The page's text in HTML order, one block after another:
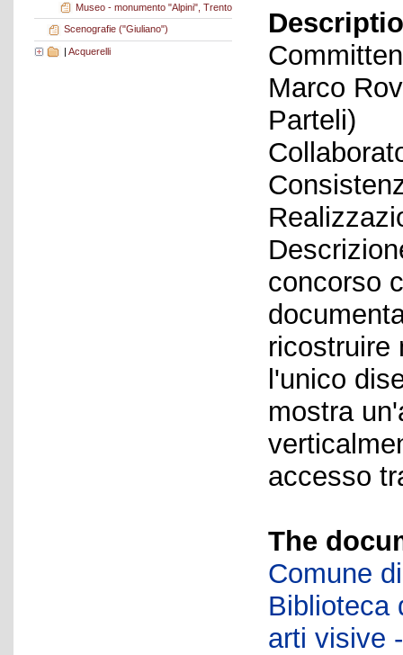
Museo - monumento "Alpini", Trento
Scenografie ("Giuliano")
| Acquerelli
Marco
Parteli)
concorso
ricostruire
l'unico
mostra
accesso
The
Comune
Biblioteca
arti visive